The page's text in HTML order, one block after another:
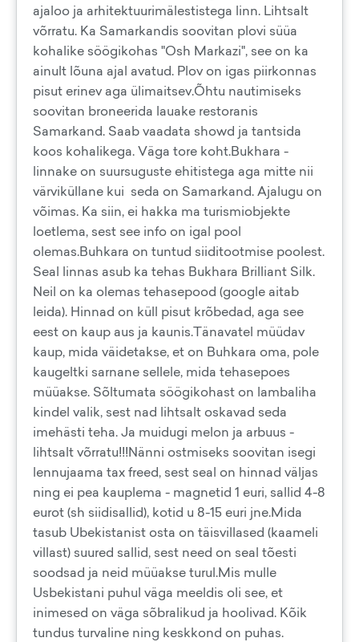
ajaloo ja arhitektuurimälestistega linn. Lihtsalt
võrratu. Ka Samarkandis soovitan plovi süüa
kohalike söögikohas "Osh Markazi", see on ka
ainult lõuna ajal avatud. Plov on igas piirkonnas
pisut erinev aga ülimaitsev.Õhtu nautimiseks
soovitan broneerida lauake restoranis
Samarkand. Saab vaadata showd ja tantsida
koos kohalikega. Väga tore koht.Bukhara -
linnake on suursuguste ehitistega aga mitte nii
värviküllane kui seda on Samarkand. Ajalugu on
võimas. Ka siin, ei hakka ma turismiobjekte
loetlema, sest see info on igal pool
olemas.Buhkara on tuntud siiditootmise poolest.
Seal linnas asub ka tehas Bukhara Brilliant Silk.
Neil on ka olemas tehasepood (google aitab
leida). Hinnad on küll pisut krõbedad, aga see
eest on kaup aus ja kaunis.Tänavatel müüdav
kaup, mida väidetakse, et on Buhkara oma, pole
kaugeltki sarnane sellele, mida tehasepoes
müüakse. Sõltumata söögikohast on lambaliha
kindel valik, sest nad lihtsalt oskavad seda
imehästi teha. Ja muidugi melon ja arbuus -
lihtsalt võrratu!!!Nänni ostmiseks soovitan isegi
lennujaama tax freed, sest seal on hinnad väljas
ning ei pea kauplema - magnetid 1 euri, sallid 4-8
eurot (sh siidisallid), kotid u 8-15 euri jne.Mida
tasub Ubekistanist osta on täisvillased (kaameli
villast) suured sallid, sest need on seal tõesti
soodsad ja neid müüakse turul.Mis mulle
Usbekistani puhul väga meeldis oli see, et
inimesed on väga sõbralikud ja hoolivad. Kõik
tundus turvaline ning keskkond on puhas.